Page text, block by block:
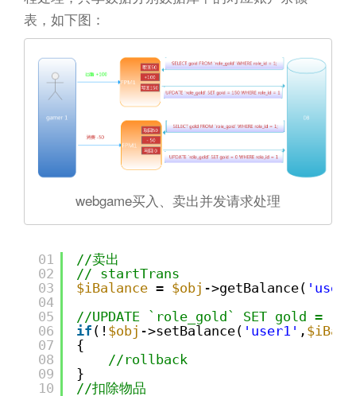
表，如下图：
webgame买入、卖出并发请求处理
01
02
03
04
05
06
07
08
09
10
//卖出
// startTrans
$iBalance = $obj ->getBalance(
//UPDATE `role_gold` SET gold =
if (! $obj ->setBalance( 'user1' ,
{
//rollback
}
//扣除物品